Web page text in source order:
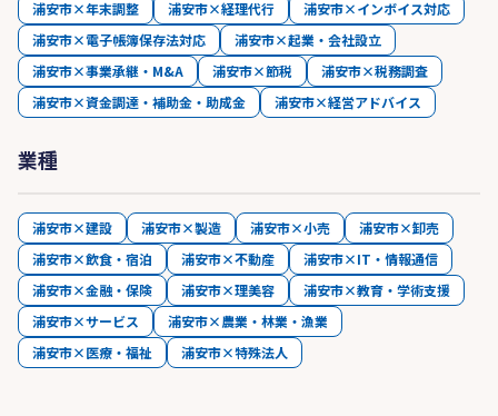
浦安市×年末調整
浦安市×経理代行
浦安市×インボイス対応
浦安市×電子帳簿保存法対応
浦安市×起業・会社設立
浦安市×事業承継・M&A
浦安市×節税
浦安市×税務調査
浦安市×資金調達・補助金・助成金
浦安市×経営アドバイス
業種
浦安市×建設 浦安市×製造 浦安市×小売
浦安市×卸売
浦安市×飲食・宿泊
浦安市×不動産
浦安市×IT・情報通信
浦安市×金融・保険
浦安市×理美容
浦安市×教育・学術支援
浦安市×サービス
浦安市×農業・林業・漁業
浦安市×医療・福祉
浦安市×特殊法人